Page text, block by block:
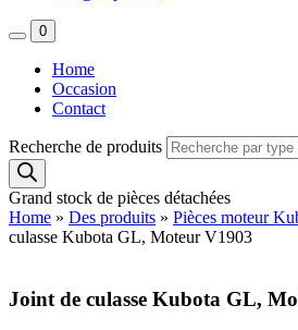
0
Home
Occasion
Contact
Recherche de produits
Grand stock de pièces détachées
Home » Des produits » Pièces moteur
culasse Kubota GL, Moteur V1903
Joint de culasse Kubota GL,